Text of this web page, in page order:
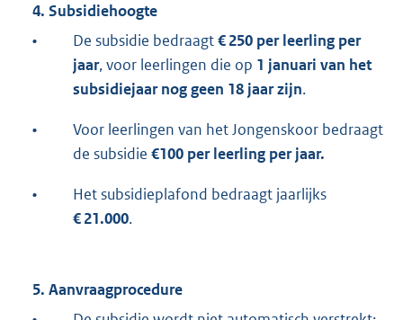
4. Subsidiehoogte
•
De subsidie bedraagt€ 250 per leerling per
jaar, voor leerlingen die op 1 januari van het
subsidiejaar nog geen 18 jaar zijn.
•
Voor leerlingen van het Jongenskoor bedraagt
de subsidie €100 per leerling per jaar.
•
Het subsidieplafond bedraagt jaarlijks
€ 21.000.
5. Aanvraagprocedure